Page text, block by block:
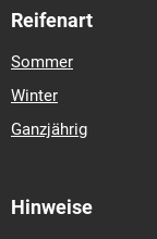
Reifenart
Sommer
Winter
Ganzjährig
Hinweise